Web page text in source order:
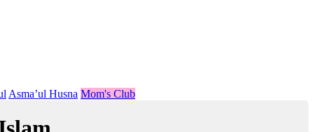
Asma’ul Husna Mom's Club